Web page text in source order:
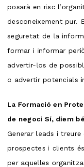
posarà en risc
desconeixement pur.
seguretat de la
formar i informar
advertir-los de
o advertir potencials
La Formació en
de negoci Sí, diem
Generar leads i
prospectes i clients
per aquelles